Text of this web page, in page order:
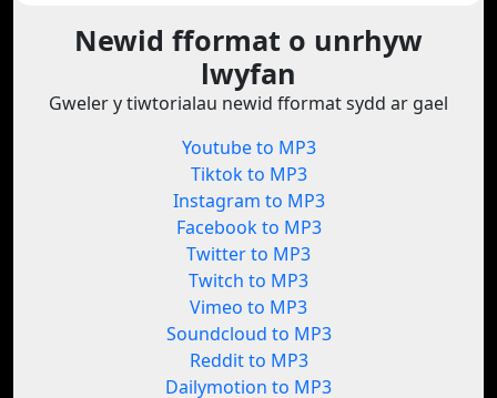
Newid fformat o unrhyw
lwyfan
Gweler y tiwtorialau newid fformat sydd ar gael
Youtube to MP3
Tiktok to MP3
Instagram to MP3
Facebook to MP3
Twitter to MP3
Twitch to MP3
Vimeo to MP3
Soundcloud to MP3
Reddit to MP3
Dailymotion to MP3